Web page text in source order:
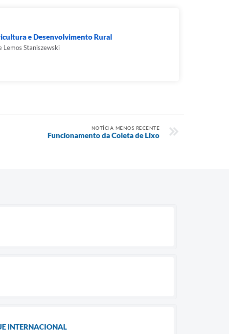
e Desenvolvimento Rural
Lemos Staniszewski
NOTÍCIA MENOS RECENTE
Funcionamento da Coleta de Lixo
INTERNACIONAL